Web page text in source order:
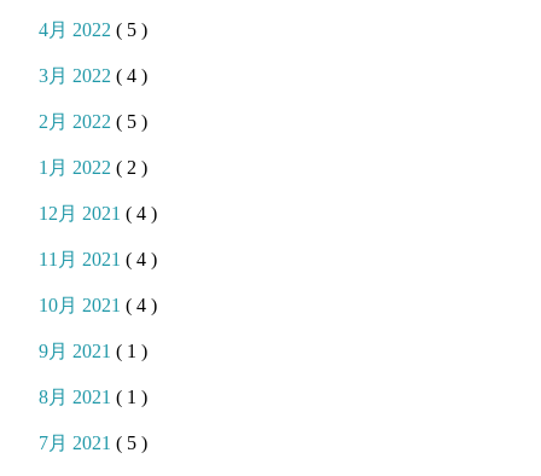
4月 2022( 5 )
3月 2022( 4 )
2月 2022( 5 )
1月 2022( 2 )
12月 2021( 4 )
11月 2021( 4 )
10月 2021( 4 )
9月 2021( 1 )
8月 2021( 1 )
7月 2021( 5 )